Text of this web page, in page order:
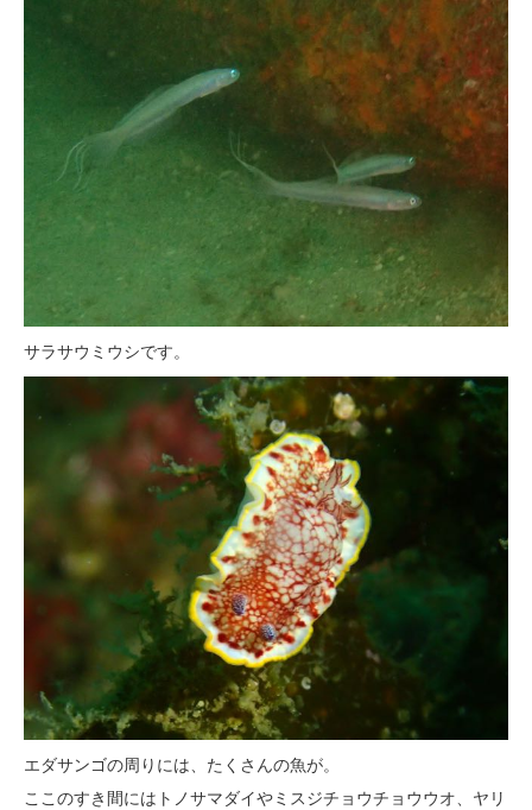
サラサウミウシです。
エダサンゴの周りには、たくさんの魚が。
ここのすき間にはトノサマダイやミスジチョウチョウウオ、ヤリ